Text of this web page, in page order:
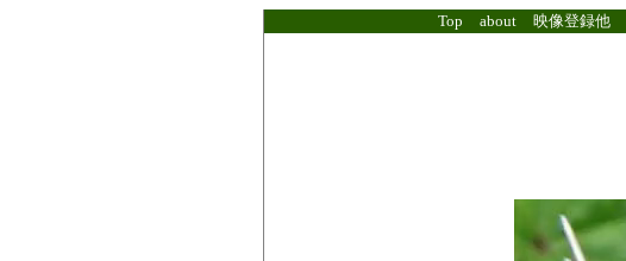
Top about 映像登録他